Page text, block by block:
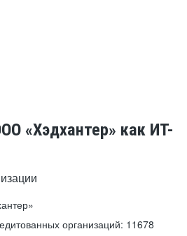
«Хэдхантер» как ИТ-
организаций: 11678